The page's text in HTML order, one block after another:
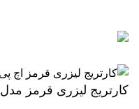
کارتریج لیزری قرمز مدل hp 203A